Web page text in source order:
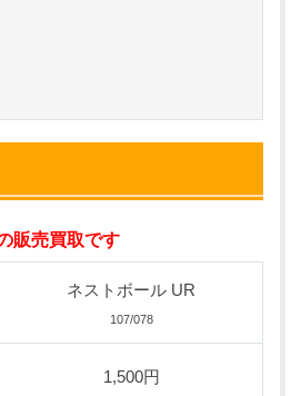
ら ＞
解放
販売買取です
ネストボール UR
107/078
1,500円